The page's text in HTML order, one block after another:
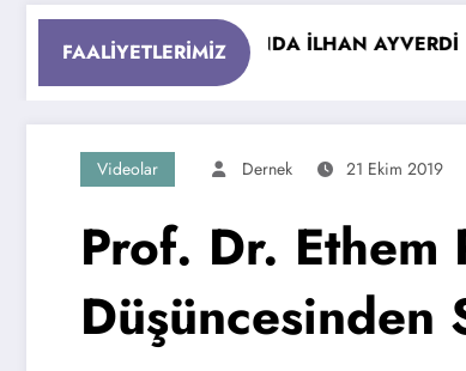
FAALIYETLERIMIZ
100. YILINDA İLHAN AYVERDİ
Videolar Dernek 21 Ekim 2019
Prof. Dr. Ethem